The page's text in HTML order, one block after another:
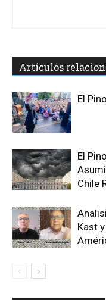
Artículos
El
El
Chile
Kast